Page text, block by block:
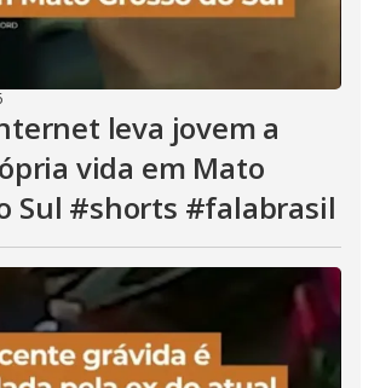
leva jovem a
vida em Mato
Sul #shorts #falabrasil